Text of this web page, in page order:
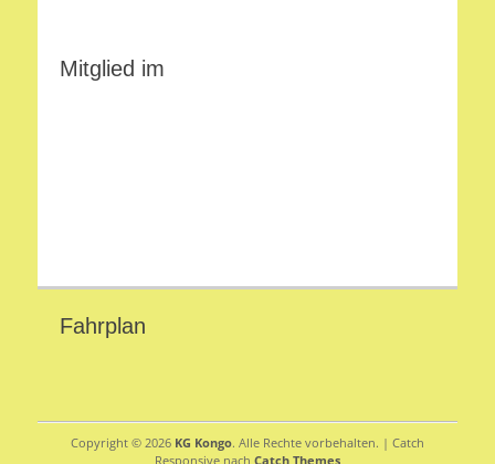
Mitglied im
Fahrplan
Copyright © 2026 KG Kongo. Alle Rechte vorbehalten. | Catch
Responsive nach Catch Themes